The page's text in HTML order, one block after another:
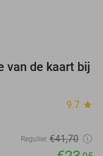
43%
van de kaart bij
9.7 star
Regulier €41,70